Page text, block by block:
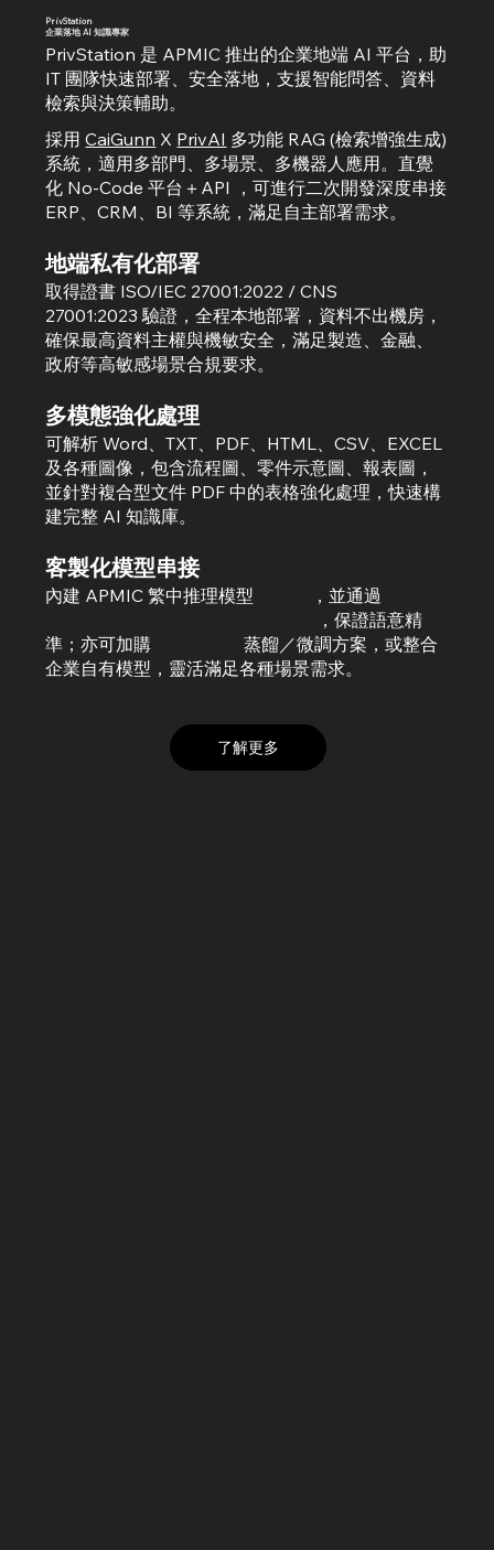
PrivStation
企業落地 AI 知識專家
PrivStation 是 APMIC 推出的企業地端 AI 平台，助
IT 團隊快速部署、安全落地，支援智能問答、資料
檢索與決策輔助。
採用CaiGunn X PrivAI 多功能 RAG (檢索增強生成)
系統，適用多部門、多場景、多機器人應用。直覺
化 No-Code 平台＋API ，可進行二次開發深度串接
ERP、CRM、BI 等系統，滿足自主部署需求。
地端私有化部署
取得證書 ISO/IEC 27001:2022 / CNS
27001:2023 驗證 ，全程本地部署，資料不出機房，
確保最高資料主權與機敏安全，滿足製造、金融、
政府等高敏感場景合規要求。
多模態強化處理
可解析 Word、TXT、PDF、HTML、CSV、EXCEL
及各種圖像，包含流程圖、零件示意圖、報表圖，
並針對複合型文件 PDF 中的表格強化處理，快速構
建完整 AI 知識庫。
客製化模型串接
內建 APMIC 繁中推理模型 ，並通過
，保證語意精
準；亦可加購
蒸餾／微調方案，或整合
企業自有模型，靈活滿足各種場景需求。​​
了解更多